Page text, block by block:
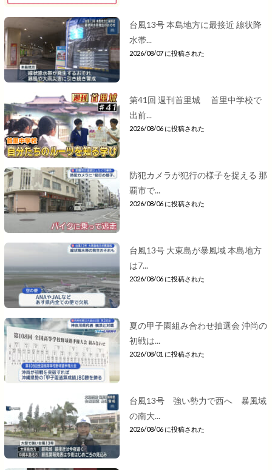
台風13号 本島地方に最接近 線状降
水帯...
2026/08/07 に投稿された
第41回 週刊首里城 首里中学校で
出前...
2026/08/06 に投稿された
防犯カメラが犯行の様子を捉える 那
覇市で...
2026/08/06 に投稿された
台風13号 大東島が暴風域 本島地方
は7...
2026/08/06 に投稿された
夏の甲子園組み合わせ抽選会 沖尚の
初戦は...
2026/08/01 に投稿された
台風13号 強い勢力で西へ 暴風域
の南大...
2026/08/06 に投稿された